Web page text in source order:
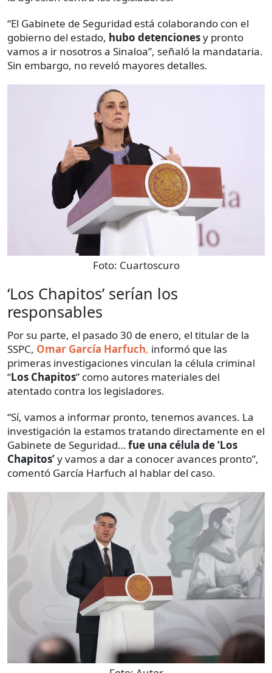
“El Gabinete de Seguridad está colaborando con el
gobierno del estado, hubo detencionesy pronto
vamos a ir nosotros a Sinaloa”, señaló la mandataria.
Sin embargo, no reveló mayores detalles.
Foto: Cuartoscuro
‘Los Chapitos’ serían los
responsables
Por su parte, el pasado 30 de enero, el titular de la
SSPC, Omar García Harfuch, informó que las
primeras investigaciones vinculan la célula criminal
“Los Chapitos” como autores materiales del
atentado contra los legisladores.
“Sí, vamos a informar pronto, tenemos avances. La
investigación la estamos tratando directamente en el
Gabinete de Seguridad…fue una célula de ‘Los
Chapitos’y vamos a dar a conocer avances pronto”,
comentó García Harfuch al hablar del caso.